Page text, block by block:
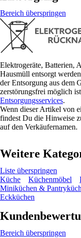
Bereich überspringen
Elektrogeräte, Batterien,
Hausmüll entsorgt
der Entsorgung aus dem
zerstörungsfrei möglich
Entsorgungsservices.
Wenn dieser Artikel von
findest Du die Hinweise
auf den Verkäufernamen.
Weitere
Liste überspringen
Küche
Küchenmöbel
Miniküchen &
Eckküchen
Bereich überspringen